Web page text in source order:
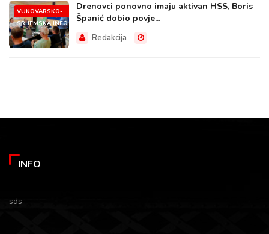
VUKOVARSKO-
SRIJEMSKA.INFO
Drenovci ponovno imaju aktivan HSS, Boris
Španić dobio povje...
Redakcija
INFO
sds